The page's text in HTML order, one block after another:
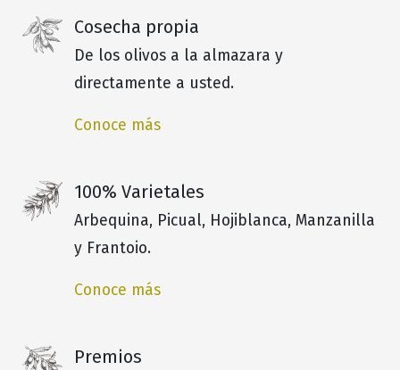
Cosecha propia
De los olivos a la almazara y
directamente a usted.
Conoce más
100% Varietales
Arbequina, Picual, Hojiblanca, Manzanilla
y Frantoio.
Conoce más
Premios